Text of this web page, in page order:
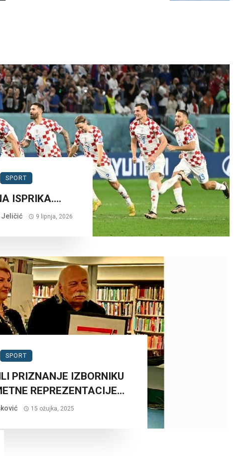
SPORT
ISPRIKA….
Jeličić 9 lipnja, 2026
SPORT
PRIZNANJE IZBORNIKU
REPREZENTACIJE…
15 ožujka, 2025